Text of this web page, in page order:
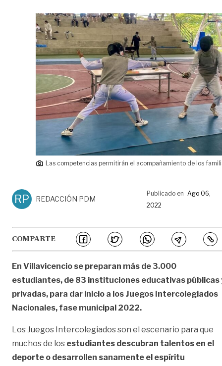
Las competencias permitirán el acompañamiento de los
RP REDACCIÓN PDM
Publicado en Ago 06,
2022
COMPARTE
En Villavicencio se preparan más de 3.000
estudiantes, de 83 instituciones educativas públicas
privadas, para dar inicio a los Juegos Intercolegiados
Nacionales, fase municipal 2022.
Los Juegos Intercolegiados son el escenario para que
muchos de los estudiantes descubran talentos en el
deporte o desarrollen sanamente el espíritu